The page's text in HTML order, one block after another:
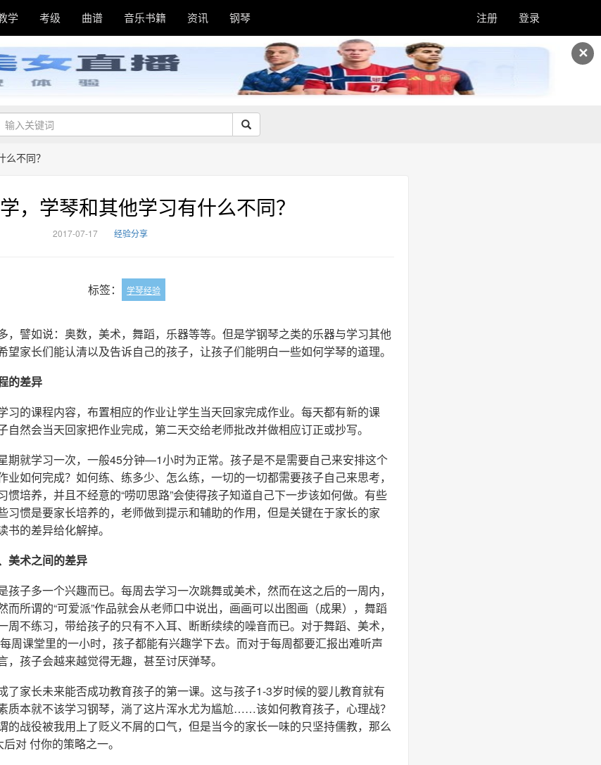
✕
学 考级 曲谱 音乐书籍 资讯 钢琴 注册 登录
不同？
，学琴和其他学习有什么不同？
2017-07-17 经验分享
标签： 学琴经验
，譬如说：奥数，美术，舞蹈，乐器等等。但是学钢琴之类的乐器与学习其他
望家长们能认清以及告诉自己的孩子，让孩子们能明白一些如何学琴的道理。
的差异
习的课程内容，布置相应的作业让学生当天回家完成作业。每天都有新的课
自然会当天回家把作业完成，第二天交给老师批改并做相应订正或抄写。
期就学习一次，一般45分钟—1小时为正常。孩子是不是需要自己来安排这个
业如何完成？如何练、练多少、怎么练，一切的一切都需要孩子自己来思考，
惯培养，并且不经意的“唠叨思路”会使得孩子知道自己下一步该如何做。有些
习惯是要家长培养的，老师做到提示和辅助的作用，但是关键在于家长的家
的差异给化解掉。
美术之间的差异
孩子多一个兴趣而已。每周去学习一次跳舞或美术，然而在这之后的一周内，
而所谓的“可爱派”作品就会从老师口中说出，画画可以出图画（成果），舞蹈
周不练习，带给孩子的只有不入耳、断断续续的噪音而已。对于舞蹈、美术，
周课堂里的一小时，孩子都能有兴趣学下去。而对于每周都要汇报出难听声
孩子会越来越觉得无趣，甚至讨厌弹琴。
了家长未来能否成功教育孩子的第一课。这与孩子1-3岁时候的婴儿教育就有
质本就不该学习钢琴，淌了这片浑水尤为尴尬……该如何教育孩子，心理战？
的战役被我用上了贬义不屑的口气，但是当今的家长一味的只坚持儒教，那么
对 付你的策略之一。